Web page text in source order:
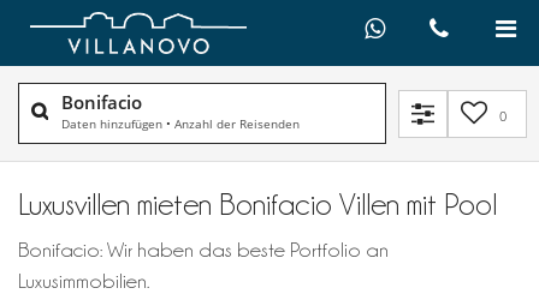
Bonifacio
Daten hinzufügen • Anzahl der Reisenden 0
Luxusvillen mieten Bonifacio Villen mit Pool
Bonifacio: Wir haben das beste Portfolio an
Luxusimmobilien.